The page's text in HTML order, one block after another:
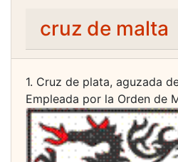
cruz de malta
1. Cruz de plata, aguzada
Empleada por la Orden de